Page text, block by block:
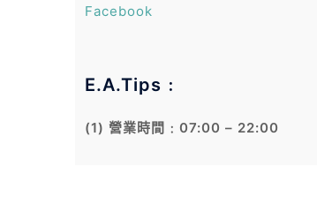
Facebook
E.A.Tips﹕
(1) 營業時間﹕07:00 – 22:00